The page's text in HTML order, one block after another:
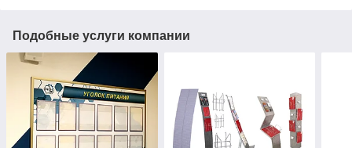
Подобные услуги компании